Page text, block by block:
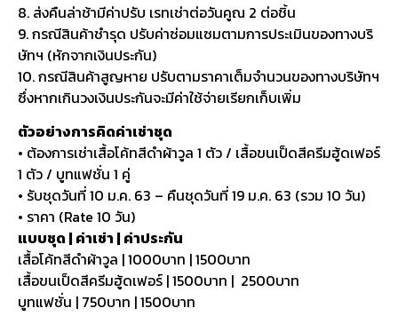
8. ส่งคืนล่าช้ามีค่าปรับ เรทเช่าต่อวันคูณ 2 ต่อชิ้น
9. กรณีสินค้าชำรุด ปรับค่าซ่อมแซมตามการประเมินของทางบริ
ษัทฯ (หักจากเงินประกัน)
10. กรณีสินค้าสูญหาย ปรับตามราคาเต็มจำนวนของทางบริษัทฯ
ซึ่งหากเกินวงเงินประกันจะมีค่าใช้จ่ายเรียกเก็บเพิ่ม
ตัวอย่างการคิดค่าเช่าชุด
• ต้องการเช่าเสื้อโค้ทสีดำผ้าวูล 1 ตัว / เสื้อขนเป็ดสีครีมฮู้ดเฟอร์
1 ตัว / บูทแฟชั่น 1 คู่
• รับชุดวันที่ 10 ม.ค. 63 – คืนชุดวันที่ 19 ม.ค. 63 (รวม 10 วัน)
• ราคา (Rate 10 วัน)
แบบชุด | ค่าเช่า | ค่าประกัน
เสื้อโค้ทสีดำผ้าวูล | 1000บาท | 1500บาท
เสื้อขนเป็ดสีครีมฮู้ดเฟอร์ | 1500บาท | 2500บาท
บูทแฟชั่น | 750บาท | 1500บาท